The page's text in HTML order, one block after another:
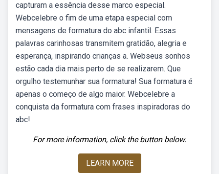
capturam a essência desse marco especial.
Webcelebre o fim de uma etapa especial com
mensagens de formatura do abc infantil. Essas
palavras carinhosas transmitem gratidão, alegria e
esperança, inspirando crianças a. Webseus sonhos
estão cada dia mais perto de se realizarem. Que
orgulho testemunhar sua formatura! Sua formatura é
apenas o começo de algo maior. Webcelebre a
conquista da formatura com frases inspiradoras do
abc!
For more information, click the button below.
LEARN MORE